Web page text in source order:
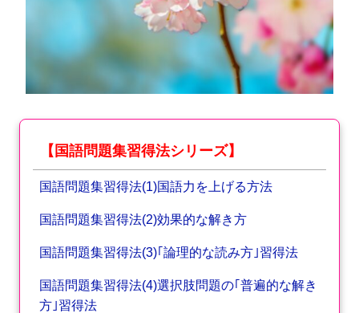
【国語問題集習得法シリーズ】
国語問題集習得法(1)国語力を上げる方法
国語問題集習得法(2)効果的な解き方
国語問題集習得法(3)｢論理的な読み方｣習得法
国語問題集習得法(4)選択肢問題の｢普遍的な解き
方｣習得法